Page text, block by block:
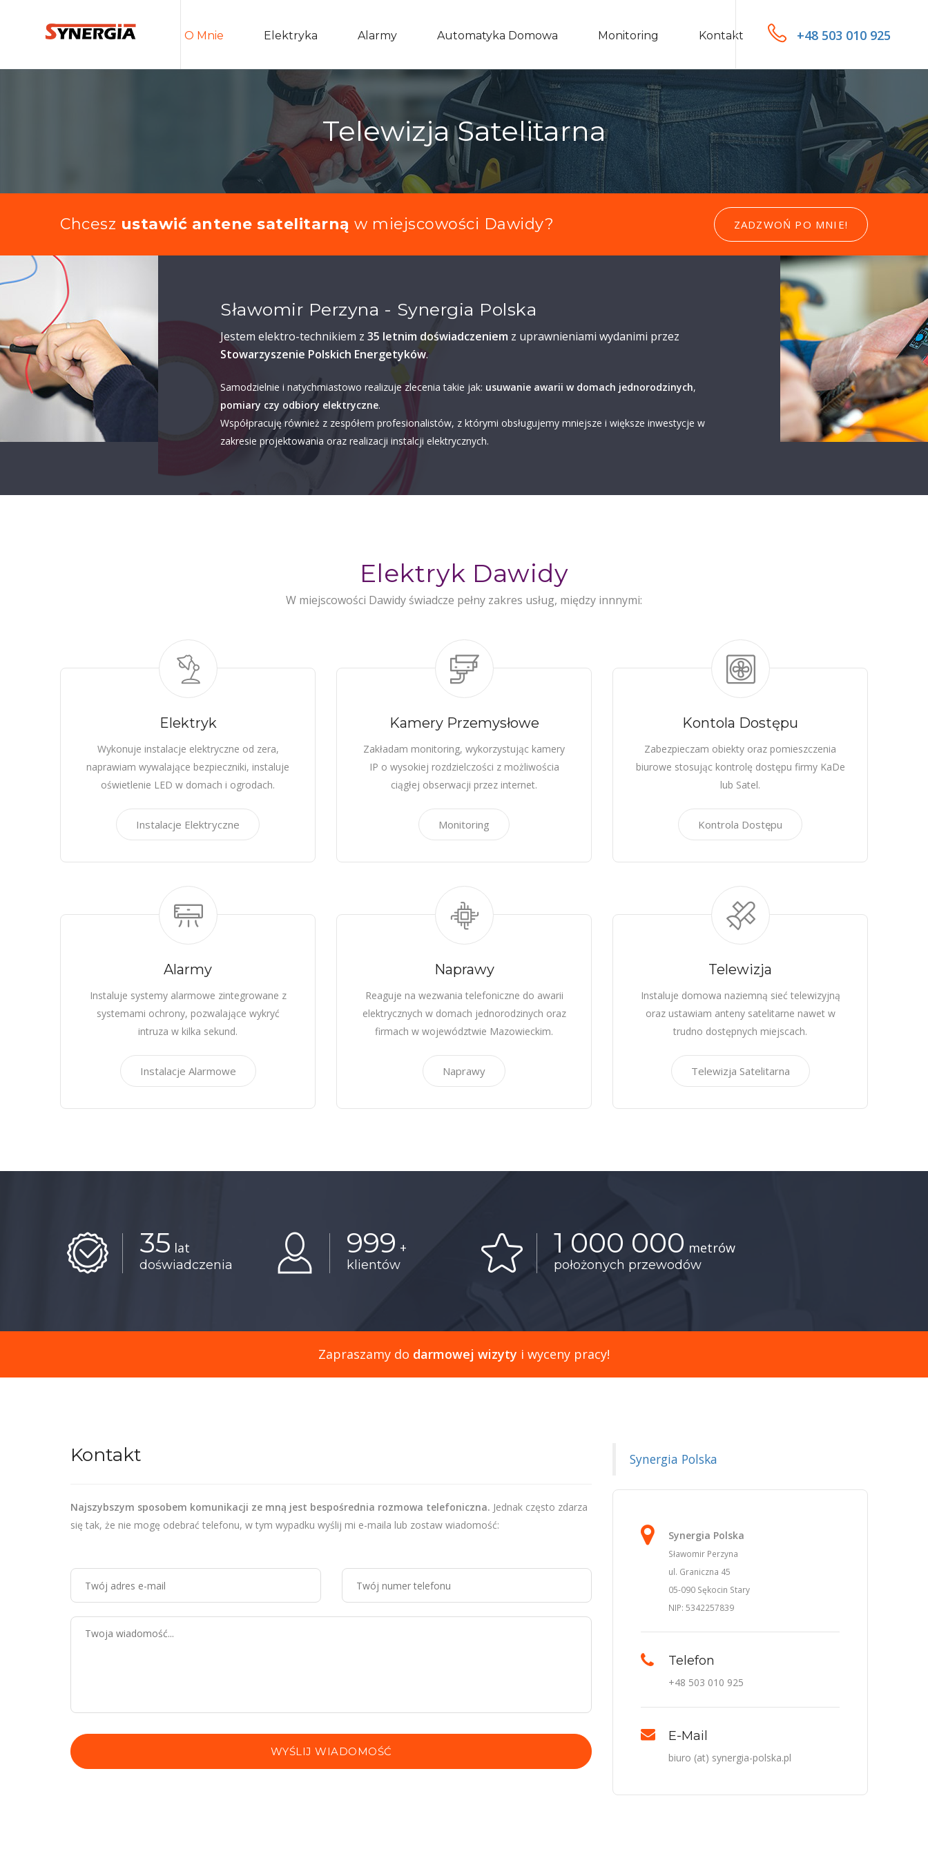
O Mnie Elektryka Alarmy Automatyka Domowa Monitoring Kontakt +48 503 010 925
Telewizja Satelitarna
Chcesz ustawić antene satelitarną w miejscowości Dawidy? ZADZWOŃ PO MNIE!
Sławomir Perzyna - Synergia Polska
Jestem elektro-technikiem z 35 letnim doświadczeniem z uprawnieniami wydanimi przez
Stowarzyszenie Polskich Energetyków.
Samodzielnie i natychmiastowo realizuje zlecenia takie jak: usuwanie awarii w domach jednorodzinych,
pomiary czy odbiory elektryczne.
Współpracuję również z zespółem profesionalistów, z którymi obsługujemy mniejsze i większe inwestycje w
zakresie projektowania oraz realizacji instalcji elektrycznych.
Elektryk Dawidy
W miejscowości Dawidy świadcze pełny zakres usług, między innnymi:
Elektryk
Wykonuje instalacje elektryczne od zera,
naprawiam wywalające bezpieczniki, instaluje
oświetlenie LED w domach i ogrodach.
Instalacje Elektryczne
Kamery Przemysłowe
Zakładam monitoring, wykorzystując kamery
IP o wysokiej rozdzielczości z możliwościa
ciągłej obserwacji przez internet.
Monitoring
Kontola Dostępu
Zabezpieczam obiekty oraz pomieszczenia
biurowe stosując kontrolę dostępu firmy KaDe
lub Satel.
Kontrola Dostępu
Alarmy
Instaluje systemy alarmowe zintegrowane z
systemami ochrony, pozwalające wykryć
intruza w kilka sekund.
Instalacje Alarmowe
Naprawy
Reaguje na wezwania telefoniczne do awarii
elektrycznych w domach jednorodzinych oraz
firmach w województwie Mazowieckim.
Naprawy
Telewizja
Instaluje domowa naziemną sieć telewizyjną
oraz ustawiam anteny satelitarne nawet w
trudno dostępnych miejscach.
Telewizja Satelitarna
35 lat
doświadczenia
999 +
klientów
1 000 000 metrów
położonych przewodów
Zapraszamy do darmowej wizyty i wyceny pracy!
Kontakt
Najszybszym sposobem komunikacji ze mną jest bespośrednia rozmowa telefoniczna. Jednak często zdarza
się tak, że nie mogę odebrać telefonu, w tym wypadku wyślij mi e-maila lub zostaw wiadomość:
WYŚLIJ WIADOMOŚĆ
Synergia Polska
Synergia Polska
Sławomir Perzyna
ul. Graniczna 45
05-090 Sękocin Stary
NIP: 5342257839
Telefon
+48 503 010 925
E-Mail
biuro (at) synergia-polska.pl